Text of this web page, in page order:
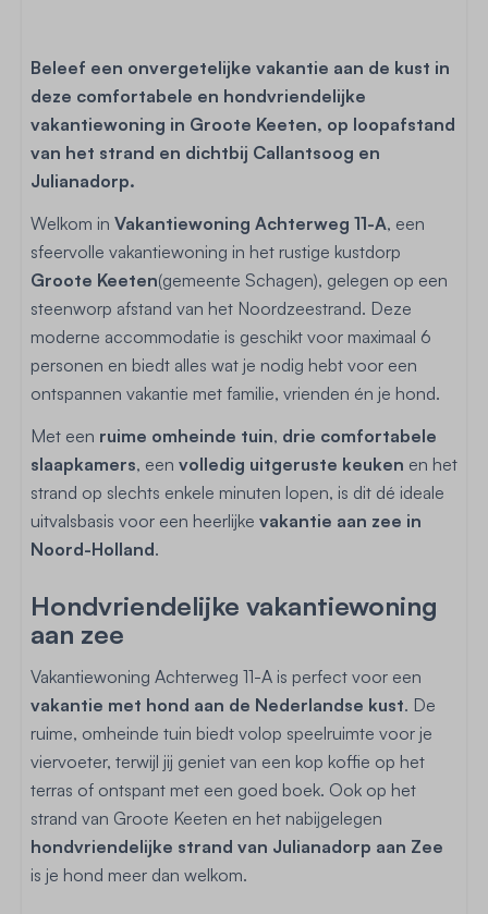
Beleef een onvergetelijke vakantie aan de kust in
deze comfortabele en hondvriendelijke
vakantiewoning in Groote Keeten, op loopafstand
van het strand en dichtbij Callantsoog en
Julianadorp.
Welkom in Vakantiewoning Achterweg 11-A, een
sfeervolle vakantiewoning in het rustige kustdorp
Groote Keeten(gemeente Schagen), gelegen op een
steenworp afstand van het Noordzeestrand. Deze
moderne accommodatie is geschikt voor maximaal 6
personen en biedt alles wat je nodig hebt voor een
ontspannen vakantie met familie, vrienden én je hond.
Met een ruime omheinde tuin, drie comfortabele
slaapkamers, een volledig uitgeruste keuken en het
strand op slechts enkele minuten lopen, is dit dé ideale
uitvalsbasis voor een heerlijke vakantie aan zee in
Noord-Holland.
Hondvriendelijke vakantiewoning
aan zee
Vakantiewoning Achterweg 11-A is perfect voor een
vakantie met hond aan de Nederlandse kust. De
ruime, omheinde tuin biedt volop speelruimte voor je
viervoeter, terwijl jij geniet van een kop koffie op het
terras of ontspant met een goed boek. Ook op het
strand van Groote Keeten en het nabijgelegen
hondvriendelijke strand van Julianadorp aan Zee
is je hond meer dan welkom.